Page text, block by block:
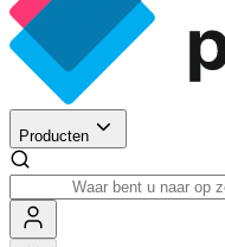
Producten